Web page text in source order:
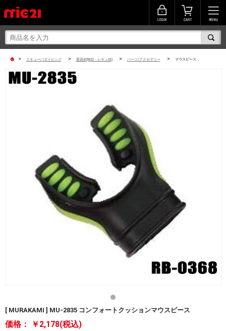
> スキューバダイビング > 重器材(BCD・レギュ他) > パーツ/アクセサリー > マウスピース
[ MURAKAMI ] MU-2835 コンフォートクッションマウスピース
価格： ￥2,178(税込)